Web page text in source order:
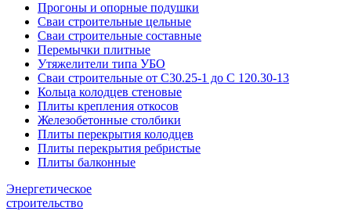
Прогоны и опорные подушки
Сваи строительные цельные
Сваи строительные составные
Перемычки плитные
Утяжелители типа УБО
Сваи строительные от С30.25-1 до С 120.30-13
Кольца колодцев стеновые
Плиты крепления откосов
Железобетонные столбики
Плиты перекрытия колодцев
Плиты перекрытия ребристые
Плиты балконные
Энергетическое
строительство